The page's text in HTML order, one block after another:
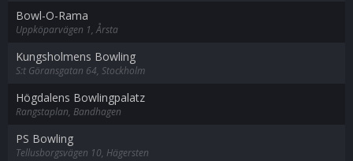
Bowl-O-Rama
Uppköparvägen 1, Årsta
Kungsholmens Bowling
S:t Göransgatan 64, Stockholm
Högdalens Bowlingpalatz
Rangstaplan, Bandhagen
PS Bowling
Tellusborgsvägen 10, Hägersten